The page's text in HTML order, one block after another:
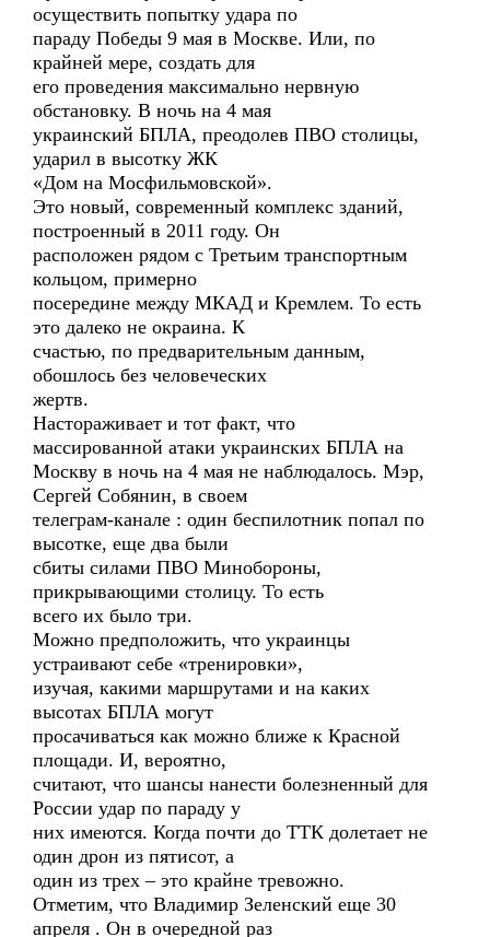
осуществить попытку удара по
параду Победы 9 мая в Москве. Или, по
крайней мере, создать для
его проведения максимально нервную
обстановку. В ночь на 4 мая
украинский БПЛА, преодолев ПВО столицы,
ударил в высотку ЖК
«Дом на Мосфильмовской».
Это новый, современный комплекс зданий,
построенный в 2011 году. Он
расположен рядом с Третьим транспортным
кольцом, примерно
посередине между МКАД и Кремлем. То есть
это далеко не окраина. К
счастью, по предварительным данным,
обошлось без человеческих
жертв.
Настораживает и тот факт, что
массированной атаки украинских БПЛА на
Москву в ночь на 4 мая не наблюдалось. Мэр,
Сергей Собянин, в своем
телеграм-канале : один беспилотник попал по
высотке, еще два были
сбиты силами ПВО Минобороны,
прикрывающими столицу. То есть
всего их было три.
Можно предположить, что украинцы
устраивают себе «тренировки»,
изучая, какими маршрутами и на каких
высотах БПЛА могут
просачиваться как можно ближе к Красной
площади. И, вероятно,
считают, что шансы нанести болезненный для
России удар по параду у
них имеются. Когда почти до ТТК долетает не
один дрон из пятисот, а
один из трех – это крайне тревожно.
Отметим, что Владимир Зеленский еще 30
апреля . Он в очередной раз